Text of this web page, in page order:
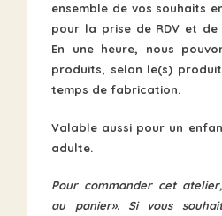
ensemble de vos souhaits
pour la prise de RDV et de
En une heure, nous
produits, selon le(s)
temps de fabrication.
Valable aussi pour un
adulte.
Pour commander cet atelier,
au panier». Si vous